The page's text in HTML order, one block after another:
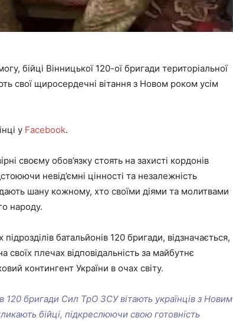
бійці Вінницької 120-ої бригади територіальної
свої щиросердечні вітання з Новом роком усім
у Facebook.
своєму обов’язку стоять на захисті кордонів
невід’ємні цінності та незалежність
шану кожному, хто своїми діями та молитвами
народу.
батальйонів 120 бригади, відзначається,
плечах відповідальність за майбутнє
контингент України в очах світу.
120 бригади Сил ТрО ЗСУ вітають українців з Новим
бійці, підкреслюючи свою готовність